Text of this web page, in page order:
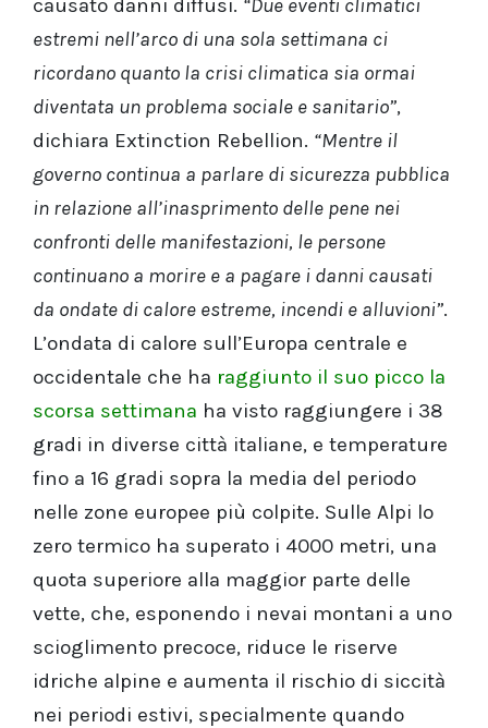
causato danni diffusi. “Due eventi climatici
estremi nell’arco di una sola settimana ci
ricordano quanto la crisi climatica sia ormai
diventata un problema sociale e sanitario”,
dichiara Extinction Rebellion. “Mentre il
governo continua a parlare di sicurezza pubblica
in relazione all’inasprimento delle pene nei
confronti delle manifestazioni, le persone
continuano a morire e a pagare i danni causati
da ondate di calore estreme, incendi e alluvioni”.
L’ondata di calore sull’Europa centrale e
occidentale che ha raggiunto il suo picco la
scorsa settimana ha visto raggiungere i 38
gradi in diverse città italiane, e temperature
fino a 16 gradi sopra la media del periodo
nelle zone europee più colpite. Sulle Alpi lo
zero termico ha superato i 4000 metri, una
quota superiore alla maggior parte delle
vette, che, esponendo i nevai montani a uno
scioglimento precoce, riduce le riserve
idriche alpine e aumenta il rischio di siccità
nei periodi estivi, specialmente quando